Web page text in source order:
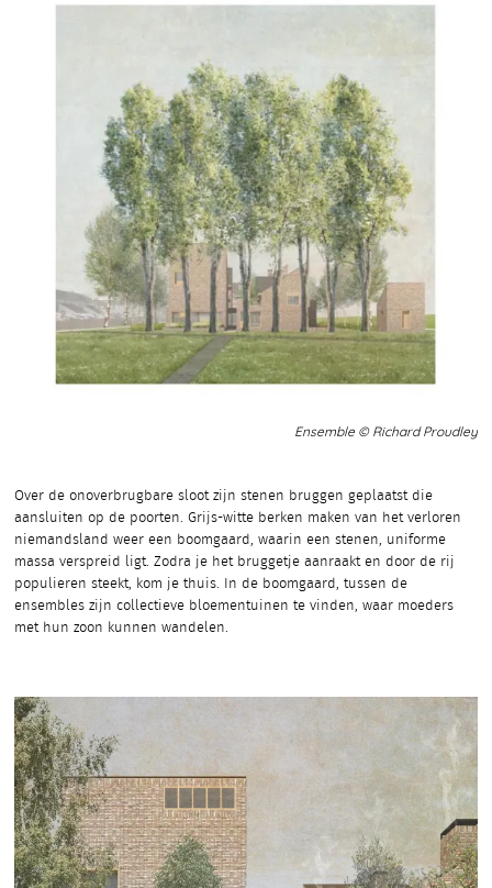
Ensemble © Richard Proudley
Over de onoverbrugbare sloot zijn stenen bruggen geplaatst die
aansluiten op de poorten. Grijs-witte berken maken van het verloren
niemandsland weer een boomgaard, waarin een stenen, uniforme
massa verspreid ligt. Zodra je het bruggetje aanraakt en door de rij
populieren steekt, kom je thuis. In de boomgaard, tussen de
ensembles zijn collectieve bloementuinen te vinden, waar moeders
met hun zoon kunnen wandelen.